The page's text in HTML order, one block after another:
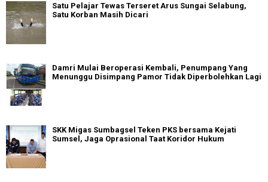
Satu Pelajar Tewas Terseret Arus Sungai Selabung,
Satu Korban Masih Dicari
Damri Mulai Beroperasi Kembali, Penumpang Yang
Menunggu Disimpang Pamor Tidak Diperbolehkan Lagi
SKK Migas Sumbagsel Teken PKS bersama Kejati
Sumsel, Jaga Oprasional Taat Koridor Hukum